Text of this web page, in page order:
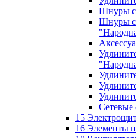
Шнуры
Шнуры
Сетевые
15
16 Элементы